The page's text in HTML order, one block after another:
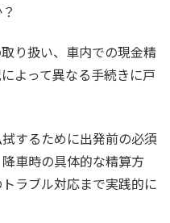
り扱い、車内での現金精
よって異なる手続きに戸
するために出発前の必須
車時の具体的な精算方
ラブル対応まで実践的に